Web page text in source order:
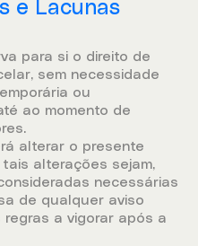
e Lacunas
para si o direito de
sem necessidade
ou
ao momento de
alterar o presente
alterações sejam,
necessárias
de qualquer aviso
regras a vigorar após a